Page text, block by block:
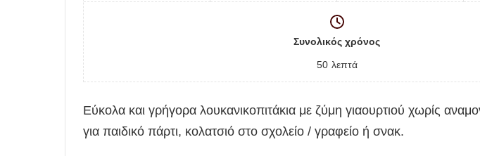
Συνολικός χρόνος
50 λεπτά
Εύκολα και γρήγορα λουκανικοπιτάκια με ζύμη γιαουρτιού χωρίς
για παιδικό πάρτι, κολατσιό στο σχολείο / γραφείο ή σνακ.